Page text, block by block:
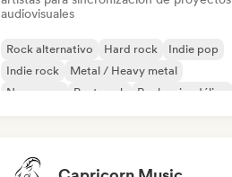
audiovisuales
Rock alternativo Hard rock
Indie pop
Indie rock
Metal / Heavy metal
New wave
Post punk Rock psicodélico